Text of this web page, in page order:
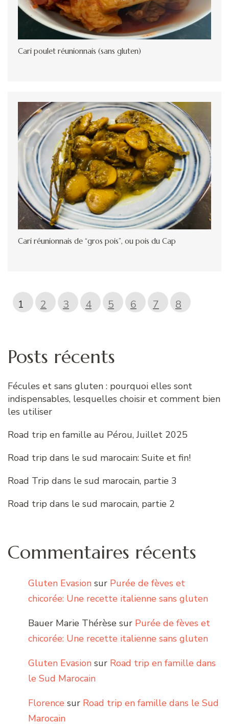
Cari poulet réunionnais (sans gluten)
Cari réunionnais de “gros pois”, ou pois du Cap
1 2 3 4 5 6 7 8
Posts récents
Fécules et sans gluten : pourquoi elles sont
indispensables, lesquelles choisir et comment bien
les utiliser
Road trip en famille au Pérou, Juillet 2025
Road trip dans le sud marocain: Suite et fin!
Road Trip dans le sud marocain, partie 3
Road trip dans le sud marocain, partie 2
Commentaires récents
Gluten Evasion sur Purée de fèves et
chicorée: Une recette italienne sans gluten
Bauer Marie Thérèse sur Purée de fèves et
chicorée: Une recette italienne sans gluten
Gluten Evasion sur Road trip en famille dans
le Sud Marocain
Florence sur Road trip en famille dans le Sud
Marocain